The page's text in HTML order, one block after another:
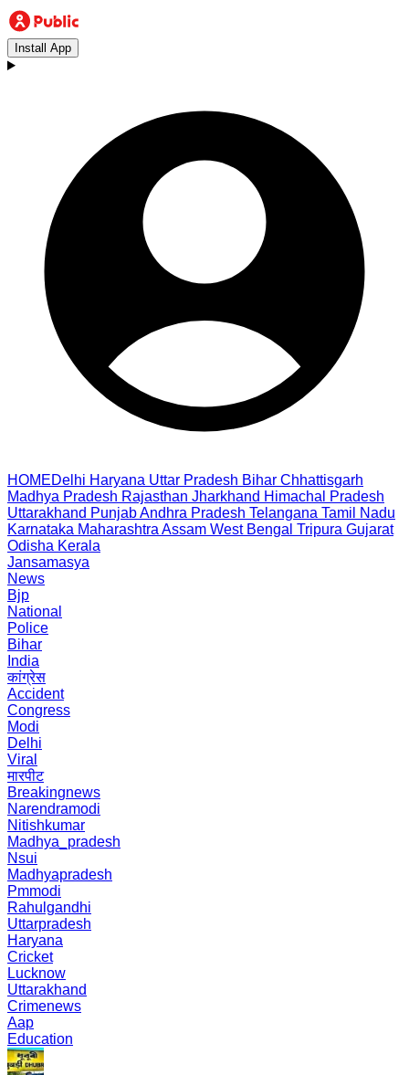
Install App
HOMEDelhi Haryana Uttar Pradesh Bihar Chhattisgarh
Madhya Pradesh Rajasthan Jharkhand Himachal Pradesh
Uttarakhand PunjabAndhra Pradesh Telangana Tamil Nadu
Karnataka Maharashtra Assam West Bengal Tripura Gujarat
Odisha Kerala
Jansamasya
News
Bjp
National
Police
Bihar
India
कांग्रेस
Accident
Congress
Modi
Delhi
Viral
मारपीट
Breakingnews
Narendramodi
Nitishkumar
Madhya_pradesh
Nsui
Madhyapradesh
Pmmodi
Rahulgandhi
Uttarpradesh
Haryana
Cricket
Lucknow
Uttarakhand
Crimenews
Aap
Education